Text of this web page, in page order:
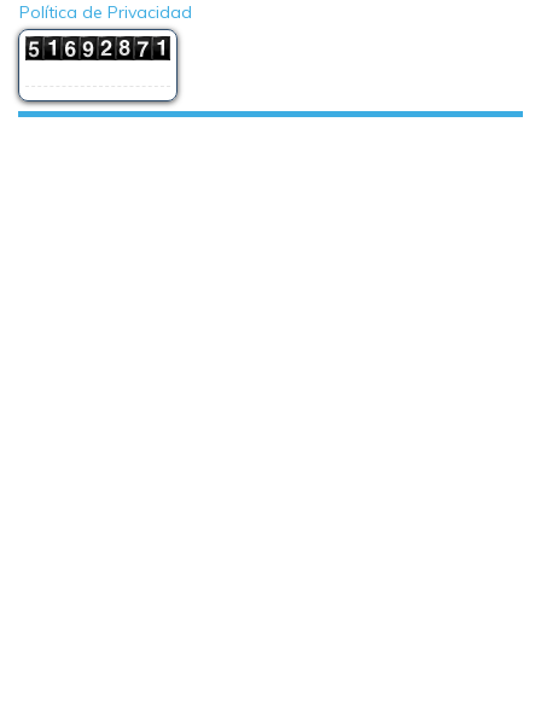
Política de Privacidad